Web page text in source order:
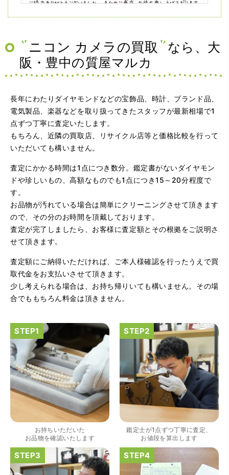
（大阪府大阪市）問い合わせから非常に分かり易く、安心
りました。
（大阪府大阪市）とてもプロな鑑定士さんがいて的確にア
ドバイスや買取りを暖かい人柄で行ってくれます。 親切に
なって頂いてありがとうございます! お店の雰囲気もやらし
さがなく、とても入ってゆっくりできる落ちついた敷居の
高いお店です。また鑑定士さんに会いたいです。
（大阪府大阪市）きれいにして頂いたうえで質入れ金額を
出していただいたのが初めてで感動しました。
ニコン カメラの買取
なら、大
阪・豊中の質屋マルカ
長年にわたりダイヤモンドなどの宝飾品、時計、ブランド品、
電気製品、楽器などを取り扱ってきたスタッフが最新相場で1
点ずつ丁寧に査定いたします。
もちろん、近隣の買取店、リサイクル店等と価格比較を行って
いただいても構いません。
査定にかかる時間は1点につき数分。鑑定書がないダイヤモン
ドや珍しいもの、高額なものでも1点につき15～20分程度で
す。
お品物が汚れている場合は簡単にクリーニングさせて頂きます
ので、その分のお時間を頂戴しております。
査定が完了しましたら、お客様に査定額とその根拠をご説明さ
せて頂きます。
査定額にご納得いただければ、ご本人様確認を行ったうえで買
取代金をお支払いさせて頂きます。
少し考えられる場合は、お持ち帰りいても構いません。その場
合でももちろん料金は頂きません。
お持ちいただいた
お品物を確認いたします
鑑定士が1点ずつ丁寧に査定、
お値段を算出します